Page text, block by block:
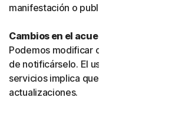
manifestación o publicidad relacionada
Cambios en el acuerdo
Podemos modificar o actualizar el
de notificárselo. El uso continuado de
servicios implica que usted acepta
actualizaciones.